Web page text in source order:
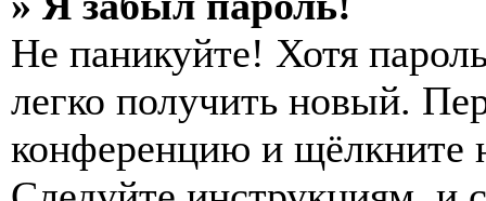
Не паникуйте! Хотя
легко получить новый.
конференцию и щёлкните